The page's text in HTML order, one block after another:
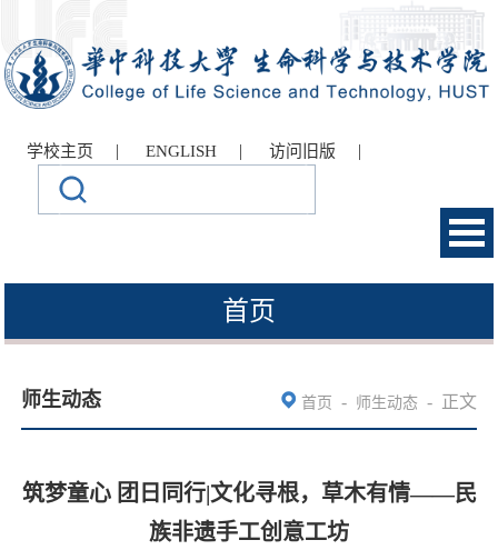
学校主页 | ENGLISH | 访问旧版 |
首页
师生动态 首页 - 师生动态 - 正文
筑梦童心 团日同行|文化寻根，草木有情——民
族非遗手工创意工坊